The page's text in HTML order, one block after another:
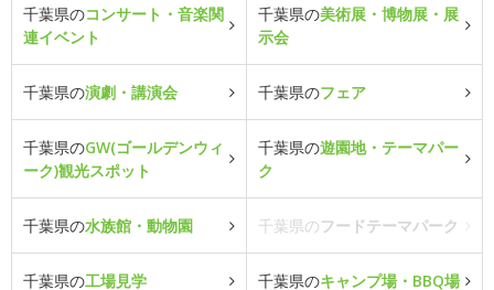
千葉県のコンサート・音楽関
連イベント
千葉県の美術展・博物展・展
示会
千葉県の演劇・講演会 千葉県のフェア
千葉県のGW(ゴールデンウィ
ーク)観光スポット
千葉県の遊園地・テーマパー
ク
千葉県の水族館・動物園 千葉県のフードテーマパーク
千葉県の工場見学 千葉県のキャンプ場・BBQ場